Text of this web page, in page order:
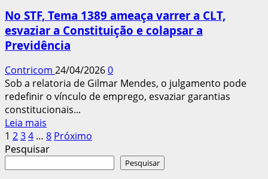
recurso
para
garantir
da
vida
toda
No STF, Tema 1389 ameaça varrer a CLT,
esvaziar a Constituição e colapsar a
Previdência
Contricom 24/04/20260
Sob a relatoria de Gilmar Mendes, o julgamento pode
redefinir o vínculo de emprego, esvaziar garantias
constitucionais...
Leia mais
mais
sobre
Paginação
dos
1 234 … 8 Próximo
Pesquisar
Pesquisar